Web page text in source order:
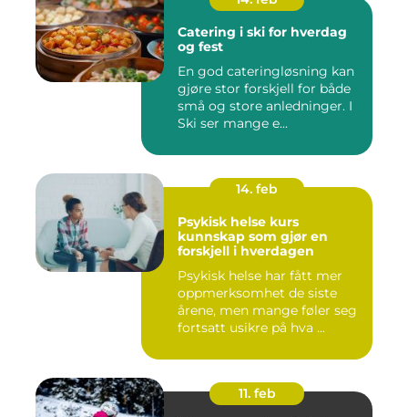
Catering i ski for hverdag
og fest
En god cateringløsning kan
gjøre stor forskjell for både
små og store anledninger. I
Ski ser mange e...
14. feb
Psykisk helse kurs
kunnskap som gjør en
forskjell i hverdagen
Psykisk helse har fått mer
oppmerksomhet de siste
årene, men mange føler seg
fortsatt usikre på hva ...
11. feb